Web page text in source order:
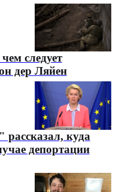
следует
дер Ляйен
куда
депортации